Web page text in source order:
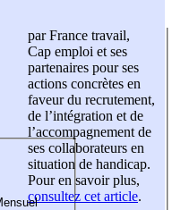
par France travail,
Cap emploi et ses
partenaires pour ses
actions concrètes en
faveur du recrutement,
de l’intégration et de
l’accompagnement de
ses collaborateurs en
situation de handicap.
Pour en savoir plus,
consultez cet article.